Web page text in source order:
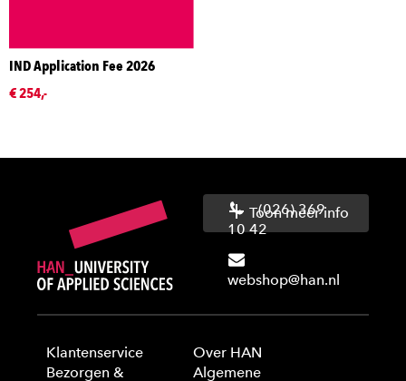
IND Application Fee 2026
€ 254,-
(026) 369
10 42
webshop@han.nl
Toon meer info
Klantenservice
Bezorgen &
Over HAN
Algemene